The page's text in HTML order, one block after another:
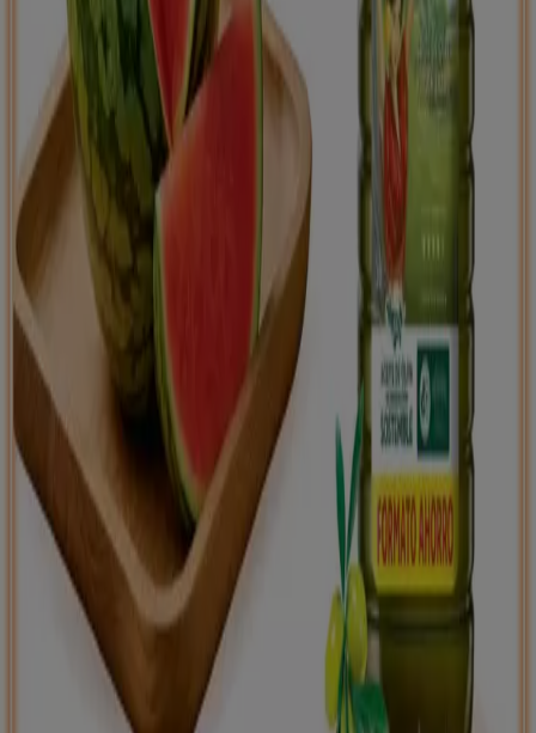
España Italia United Kingdom México
Brasil
Colombia
Argentina France
United States
Nederland
Deutschland Perú
Portugal
Australia
Türkiye Polska Norge
Österreich
Sverige
Ecuador Singapore South Africa
Canada
Danmark
Suomi
Belgique
Schweiz
United Arab Emirates România
Maroc
Ceská republika
Slovenská republika
Magyarország
България
Publicidad